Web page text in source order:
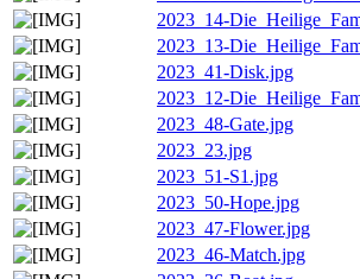
2023_14-
2023_13-
2023_41-Disk.jpg
2023_12-
2023_48-Gate.jpg
2023_23.jpg
2023_51-S1.jpg
2023_50-Hope.jpg
2023_47-Flower.jpg
2023_46-Match.jpg